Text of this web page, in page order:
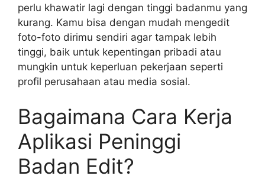
perlu khawatir lagi dengan tinggi badanmu yang
kurang. Kamu bisa dengan mudah mengedit
foto-foto dirimu sendiri agar tampak lebih
tinggi, baik untuk kepentingan pribadi atau
mungkin untuk keperluan pekerjaan seperti
profil perusahaan atau media sosial.
Bagaimana Cara Kerja
Aplikasi Peninggi
Badan Edit?